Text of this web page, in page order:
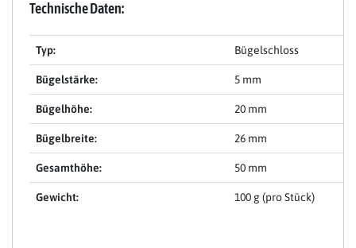
Technische Daten:
Typ: Bügelschloss
Bügelstärke: 5 mm
Bügelhöhe: 20 mm
Bügelbreite: 26 mm
Gesamthöhe: 50 mm
Gewicht: 100 g (pro Stück)